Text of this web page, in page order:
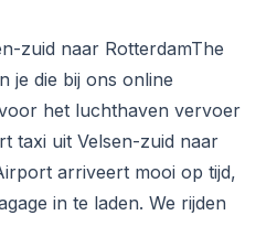
zuid naar RotterdamThe
je die bij ons online
het luchthaven vervoer
taxi uit Velsen-zuid naar
arriveert mooi op tijd,
in te laden. We rijden